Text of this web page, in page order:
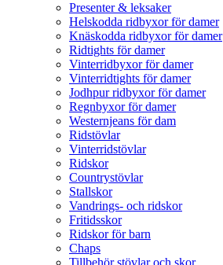
Presenter & leksaker
Helskodda ridbyxor för damer
Knäskodda ridbyxor för damer
Ridtights för damer
Vinterridbyxor för damer
Vinterridtights för damer
Jodhpur ridbyxor för damer
Regnbyxor för damer
Westernjeans för dam
Ridstövlar
Vinterridstövlar
Ridskor
Countrystövlar
Stallskor
Vandrings- och ridskor
Fritidsskor
Ridskor för barn
Chaps